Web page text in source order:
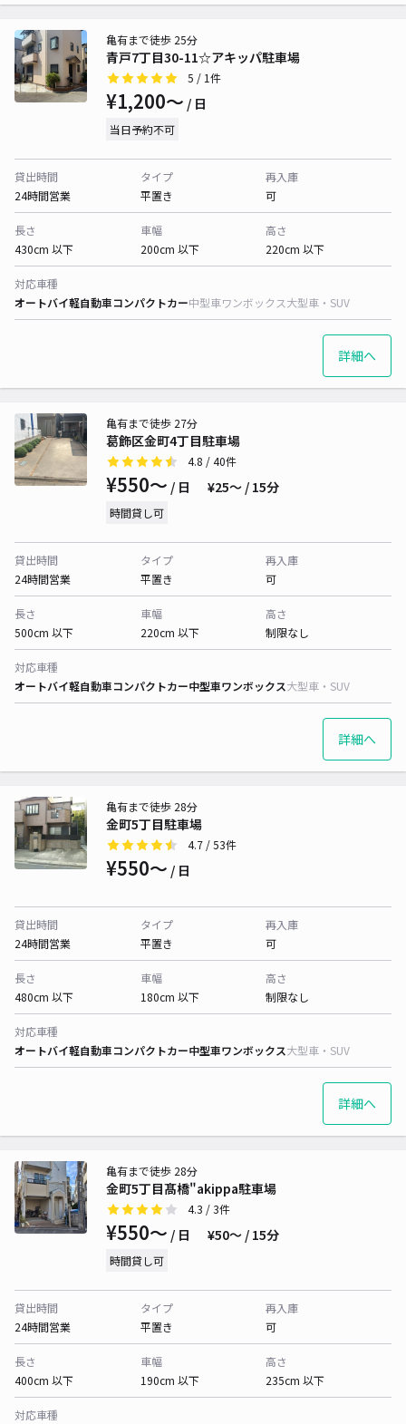
青戸7丁目30-11☆アキッパ駐車場
亀有まで徒歩 25分
5 / 1件
¥1,200〜 / 日
当日予約不可
貸出時間
24時間営業
タイプ
平置き
再入庫
可
長さ
430cm 以下
車幅
200cm 以下
高さ
220cm 以下
対応車種
オートバイ軽自動車コンパクトカー中型車ワンボックス大型車・SUV
詳細へ
葛飾区金町4丁目駐車場
亀有まで徒歩 27分
4.8 / 40件
¥550〜 / 日 ¥25〜 / 15分
時間貸し可
貸出時間
24時間営業
タイプ
平置き
再入庫
可
長さ
500cm 以下
車幅
220cm 以下
高さ
制限なし
対応車種
オートバイ軽自動車コンパクトカー中型車ワンボックス大型車・SUV
詳細へ
金町5丁目駐車場
亀有まで徒歩 28分
4.7 / 53件
¥550〜 / 日
貸出時間
24時間営業
タイプ
平置き
再入庫
可
長さ
480cm 以下
車幅
180cm 以下
高さ
制限なし
対応車種
オートバイ軽自動車コンパクトカー中型車ワンボックス大型車・SUV
詳細へ
金町5丁目髙橋"akippa駐車場
亀有まで徒歩 28分
4.3 / 3件
¥550〜 / 日 ¥50〜 / 15分
時間貸し可
貸出時間
24時間営業
タイプ
平置き
再入庫
可
長さ
400cm 以下
車幅
190cm 以下
高さ
235cm 以下
対応車種